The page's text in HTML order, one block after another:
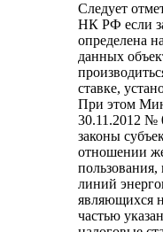
Следует
НК РФ если
определена
данных
ставке,
При этом
30.11.2012 №
законы
отношении
линий
являющихся
частью